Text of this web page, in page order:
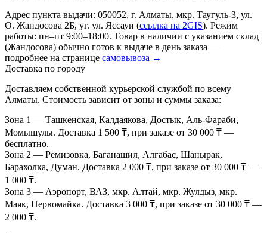
Адрес пункта выдачи: 050052, г. Алматы, мкр. Таугуль-3, ул.
О. Жандосова 2Б, уг. ул. Яссауи (ссылка на 2GIS). Режим
работы: пн–пт 9:00–18:00. Товар в наличии с указанием склад
(Жандосова) обычно готов к выдаче в день заказа —
подробнее на странице самовывоза →
Доставка по городу
Доставляем собственной курьерской службой по всему
Алматы. Стоимость зависит от зоны и суммы заказа:
Зона 1 — Ташкенская, Калдаякова, Достык, Аль-Фараби,
Момышулы. Доставка 1 500 ₸, при заказе от 30 000 ₸ —
бесплатно.
Зона 2 — Ремизовка, Баганашил, Алгабас, Шанырак,
Барахолка, Думан. Доставка 2 000 ₸, при заказе от 30 000 ₸ —
1 000 ₸.
Зона 3 — Аэропорт, ВАЗ, мкр. Алтай, мкр. Жулдыз, мкр.
Маяк, Первомайка. Доставка 3 000 ₸, при заказе от 30 000 ₸ —
2 000 ₸.